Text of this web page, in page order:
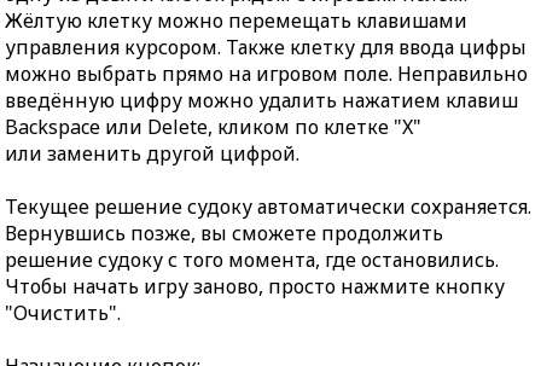
Жёлтую клетку можно перемещать клавишами
управления курсором. Также клетку для ввода цифры
можно выбрать прямо на игровом поле. Неправильно
введённую цифру можно удалить нажатием клавиш
Backspace или Delete, кликом по клетке "X"
или заменить другой цифрой.
Текущее решение судоку автоматически сохраняется.
Вернувшись позже, вы сможете продолжить
решение судоку с того момента, где остановились.
Чтобы начать игру заново, просто нажмите кнопку
"Очистить".